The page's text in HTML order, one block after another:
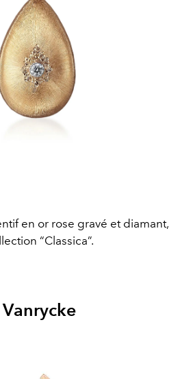
en or rose gravé et diamant,
“Classica”.
Vanrycke